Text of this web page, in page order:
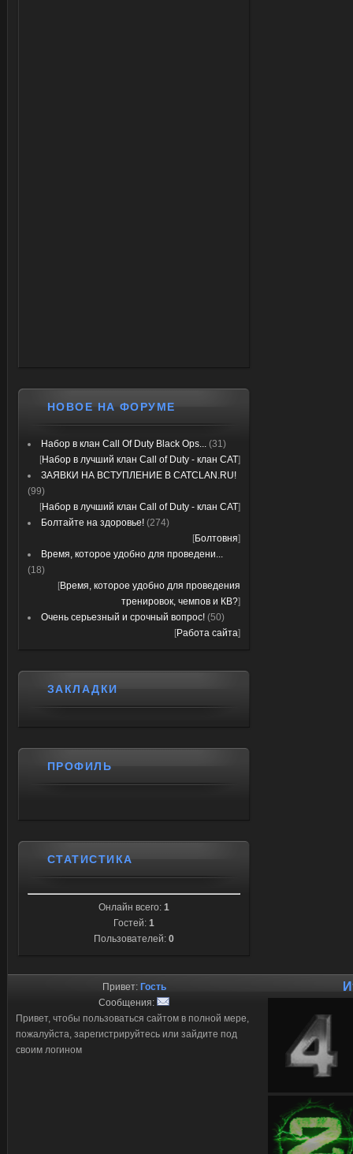
НОВОЕ НА ФОРУМЕ
Набор в клан Call Of Duty Black Ops... (31)
[Набор в лучший клан Call of Duty - клан CAT]
ЗАЯВКИ НА ВСТУПЛЕНИЕ В CATCLAN.RU!
(99)
[Набор в лучший клан Call of Duty - клан CAT]
Болтайте на здоровье! (274)
[Болтовня]
Время, которое удобно для проведени...
(18)
[Время, которое удобно для проведения
тренировок, чемпов и КВ?]
Очень серьезный и срочный вопрос! (50)
[Работа сайта]
ЗАКЛАДКИ
ПРОФИЛЬ
СТАТИСТИКА
Онлайн всего: 1
Гостей: 1
Пользователей: 0
Привет: Гость
Сообщения:
Привет, чтобы пользоваться сайтом в полной мере,
пожалуйста, зарегистрируйтесь или зайдите под
своим логином